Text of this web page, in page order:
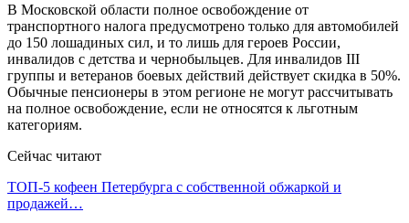
В Московской области полное освобождение от
транспортного налога предусмотрено только для автомобилей
до 150 лошадиных сил, и то лишь для героев России,
инвалидов с детства и чернобыльцев. Для инвалидов III
группы и ветеранов боевых действий действует скидка в 50%.
Обычные пенсионеры в этом регионе не могут рассчитывать
на полное освобождение, если не относятся к льготным
категориям.
Сейчас читают
ТОП-5 кофеен Петербурга с собственной обжаркой и
продажей…